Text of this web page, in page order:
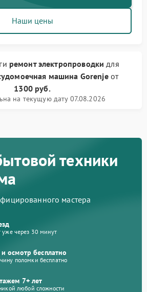
Наши цены
ремонт электропроводки для
машина Gorenjeот
1300 руб.
на текущую дату 07.08.2026
техники
мастера
уже через 30 минут
осмотр бесплатно
поломки бесплатно
7+ лет
любой сложности